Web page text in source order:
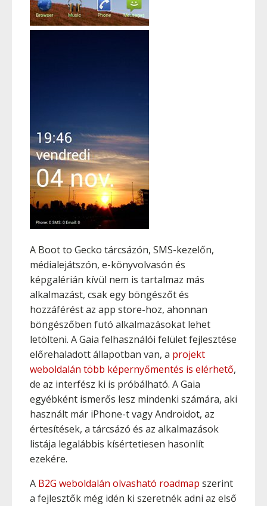
A Boot to Gecko tárcsázón, SMS-kezelőn,
médialejátszón, e-könyvolvasón és
képgalérián kívül nem is tartalmaz más
alkalmazást, csak egy böngészőt és
hozzáférést az app store-hoz, ahonnan
böngészőben futó alkalmazásokat lehet
letölteni. A Gaia felhasználói felület fejlesztése
előrehaladott állapotban van, a projekt
weboldalán több képernyőmentés is elérhető,
de az interfész ki is próbálható. A Gaia
egyébként ismerős lesz mindenki számára, aki
használt már iPhone-t vagy Androidot, az
értesítések, a tárcsázó és az alkalmazások
listája legalábbis kísértetiesen hasonlít
ezekére.
A B2G weboldalán olvasható roadmap szerint
a fejlesztők még idén ki szeretnék adni az első